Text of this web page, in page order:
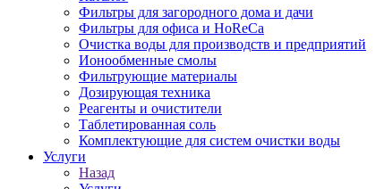
Фильтры для загородного дома и дачи
Фильтры для офиса и HoReCa
Очистка воды для производств и предприятий
Ионообменные смолы
Фильтрующие материалы
Дозирующая техника
Реагенты и очистители
Таблетированная соль
Комплектующие для систем очистки воды
Услуги
Назад